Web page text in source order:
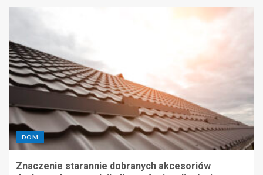
DOM
Znaczenie starannie dobranych akcesoriów